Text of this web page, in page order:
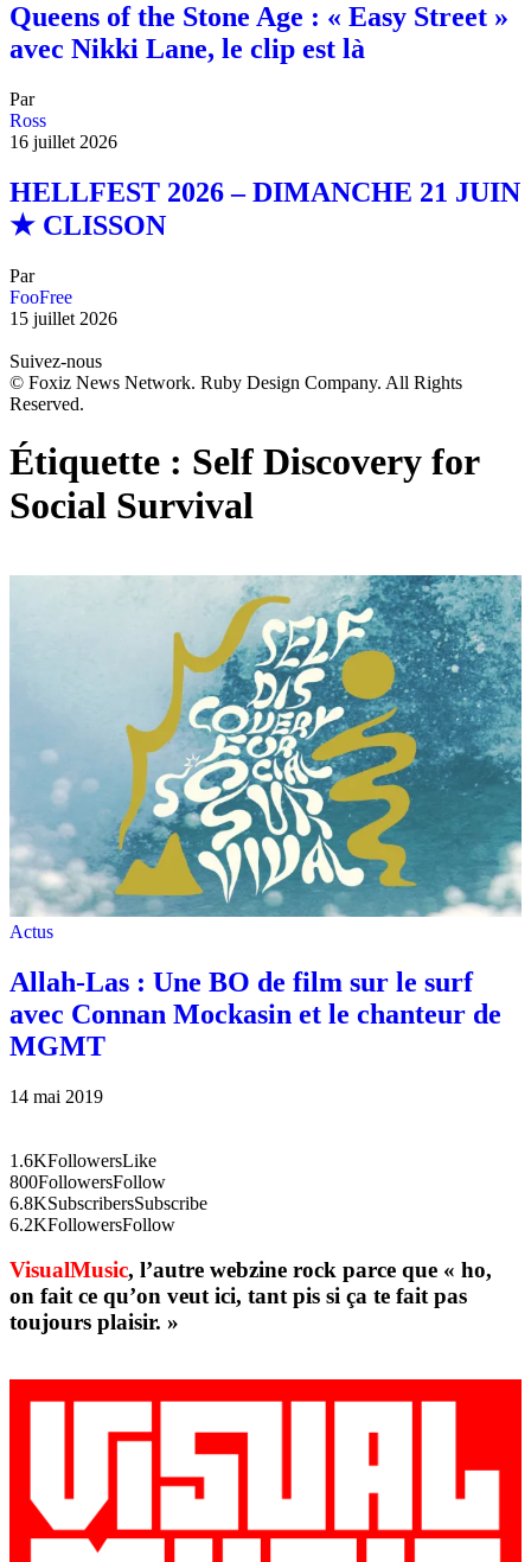
Queens of the Stone Age : « Easy Street »
avec Nikki Lane, le clip est là
Par
Ross
16 juillet 2026
HELLFEST 2026 – DIMANCHE 21 JUIN
★ CLISSON
Par
FooFree
15 juillet 2026
Suivez-nous
© Foxiz News Network. Ruby Design Company. All Rights
Reserved.
Étiquette : Self Discovery for
Social Survival
Actus
Allah-Las : Une BO de film sur le surf
avec Connan Mockasin et le chanteur de
MGMT
14 mai 2019
1.6KFollowersLike
800FollowersFollow
6.8KSubscribersSubscribe
6.2KFollowersFollow
VisualMusic, l’autre webzine rock parce que « ho,
on fait ce qu’on veut ici, tant pis si ça te fait pas
toujours plaisir. »